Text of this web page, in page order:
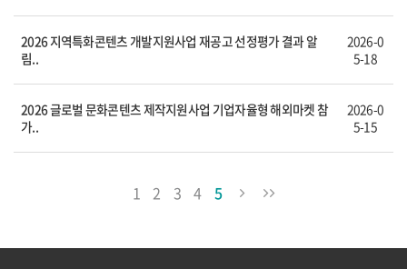
2026 지역특화콘텐츠 개발지원사업 재공고 선정평가 결과 알
림..
2026-0
5-18
2026 글로벌 문화콘텐츠 제작지원사업 기업자율형 해외마켓 참
가..
2026-0
5-15
1 2 3 4 5